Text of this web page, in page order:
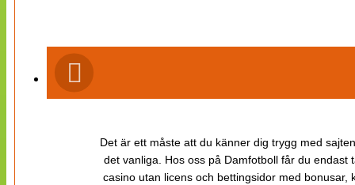
Det är ett måste att du känner dig trygg med
det vanliga. Hos oss på Damfotboll får du
casino utan licens och bettingsidor med